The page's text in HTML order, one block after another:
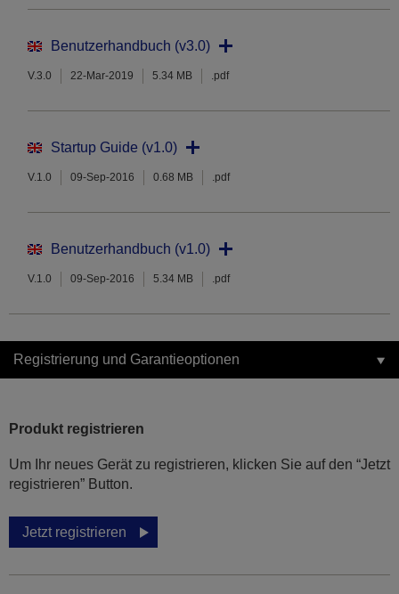
Benutzerhandbuch (v3.0)
V.3.0 22-Mar-2019 5.34 MB .pdf
Startup Guide (v1.0)
V.1.0 09-Sep-2016 0.68 MB .pdf
Benutzerhandbuch (v1.0)
V.1.0 09-Sep-2016 5.34 MB .pdf
Registrierung und Garantieoptionen
Produkt registrieren
Um Ihr neues Gerät zu registrieren, klicken Sie auf den “Jetzt
registrieren” Button.
Jetzt registrieren